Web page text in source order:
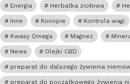
Energia Herbatka ziołowa
Inne Konopie Kontrola wagi
Kwasy Omega Magnez
News Olejki CBD
preparat do dalszego żywienia
preparat do początkowego żywienia